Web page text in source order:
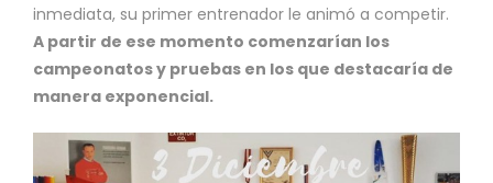
inmediata, su primer entrenador le animó a competir.
A partir de ese momento comenzarían los
campeonatos y pruebas en los que destacaría de
manera exponencial.